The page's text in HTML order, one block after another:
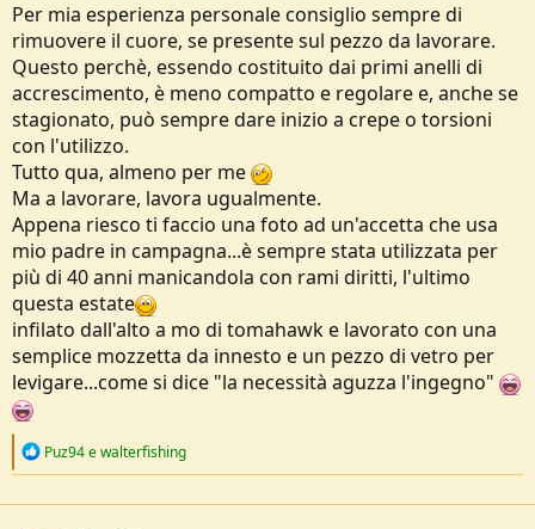
Per mia esperienza personale consiglio sempre di
rimuovere il cuore, se presente sul pezzo da lavorare.
Questo perchè, essendo costituito dai primi anelli di
accrescimento, è meno compatto e regolare e, anche se
stagionato, può sempre dare inizio a crepe o torsioni
con l'utilizzo.
Tutto qua, almeno per me
Ma a lavorare, lavora ugualmente.
Appena riesco ti faccio una foto ad un'accetta che usa
mio padre in campagna...è sempre stata utilizzata per
più di 40 anni manicandola con rami diritti, l'ultimo
questa estate
infilato dall'alto a mo di tomahawk e lavorato con una
semplice mozzetta da innesto e un pezzo di vetro per
levigare...come si dice "la necessità aguzza l'ingegno"
R
c
Puz94ewalterfishing